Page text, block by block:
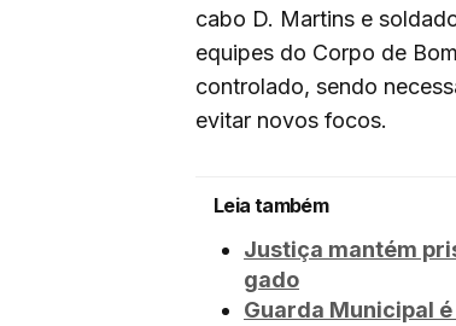
cabo D. Martins e
equipes do Corpo de
controlado, sendo
evitar novos focos.
Leia também
Justiça mantém
gado
Guarda Municipal